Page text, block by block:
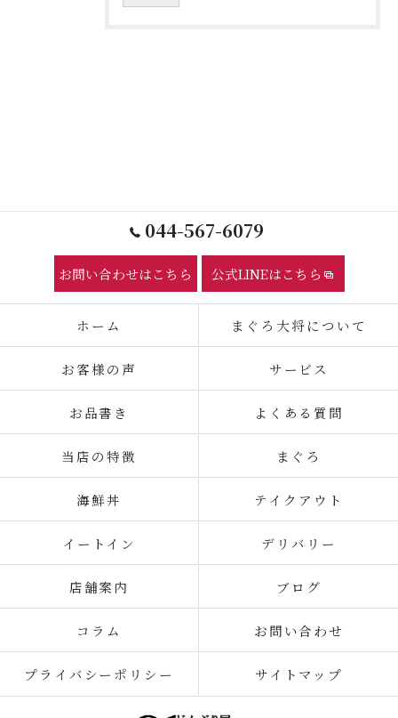
044-567-6079
お問い合わせはこちら 公式LINEはこちら
ホーム まぐろ大将について
お客様の声 サービス
お品書き よくある質問
当店の特徴 まぐろ
海鮮丼 テイクアウト
イートイン デリバリー
店舗案内 ブログ
コラム お問い合わせ
プライバシーポリシー サイトマップ